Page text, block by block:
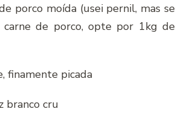
porco moída (usei pernil, mas se
carne de porco, opte por 1kg de
finamente picada
branco cru